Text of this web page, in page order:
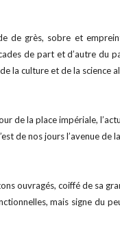
de grès, sobre et
de part et d’autre du
la culture et de la science
de la place impériale,
de nos jours l’avenue de
ouvragés, coiffé de sa
mais signe du